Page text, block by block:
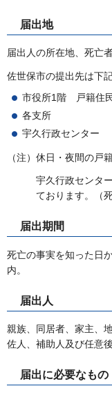
届出地
届出人の所在地、死亡
佐世保市の提出先は下
市役所1階
戸籍住
各支所
宇久行政センター
（注）休日・夜間の戸
宇久行政センタ
ております。（
届出期間
死亡の事実を知った日
内。
届出人
親族、同居者、家主、
佐人、補助人及び任意
届出に必要なもの